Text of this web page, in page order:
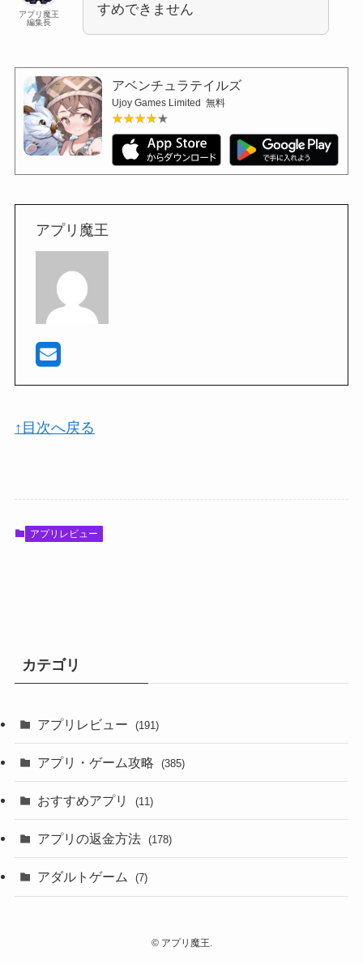
アプリ魔王
編集長
すめできません
アベンチュラテイルズ
Ujoy Games Limited 無料
★★★★★
★★★★★
アプリ魔王
↑目次へ戻る
アプリレビュー
カテゴリ
アプリレビュー (191)
アプリ・ゲーム攻略 (385)
おすすめアプリ (11)
アプリの返金方法 (178)
アダルトゲーム (7)
©アプリ魔王.